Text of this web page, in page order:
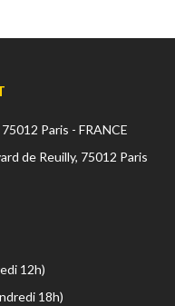
Paris - FRANCE
de Reuilly, 75012 Paris
12h)
18h)